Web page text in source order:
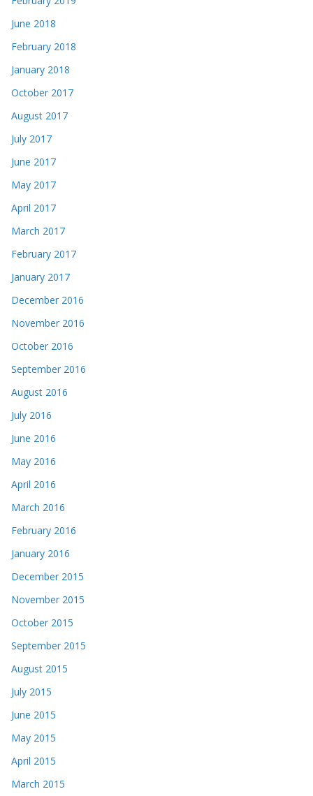
June 2018
February 2018
January 2018
October 2017
August 2017
July 2017
June 2017
May 2017
April 2017
March 2017
February 2017
January 2017
December 2016
November 2016
October 2016
September 2016
August 2016
July 2016
June 2016
May 2016
April 2016
March 2016
February 2016
January 2016
December 2015
November 2015
October 2015
September 2015
August 2015
July 2015
June 2015
May 2015
April 2015
March 2015